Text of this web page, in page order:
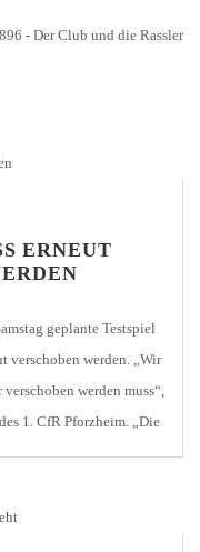
ERNEUT
geplante Testspiel
verschoben werden. „Wir
werden muss“,
1. CfR Pforzheim. „Die
wurden